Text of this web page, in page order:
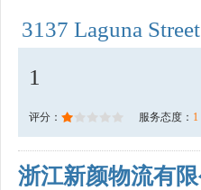
3137 Laguna Street
1
评分： 服务态度： 1
浙江新颜物流有限